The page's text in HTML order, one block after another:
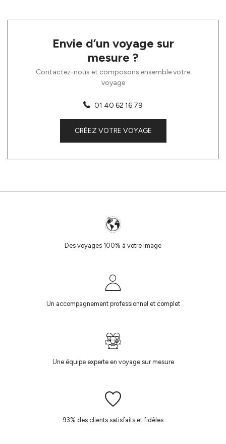
Envie d’un voyage sur
mesure ?
Contactez-nous et composons ensemble votre
voyage
01 40 62 16 79
CRÉEZ VOTRE VOYAGE
Des voyages 100% à votre image
Un accompagnement professionnel et complet
Une équipe experte en voyage sur mesure
93% des clients satisfaits et fidèles